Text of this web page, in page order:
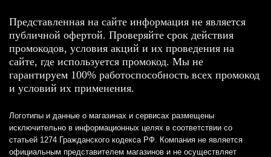
Представленная на сайте информация не является
публичной офертой. Проверяйте срок действия
промокодов, условия акций и их проведения на
сайте, где используется промокод. Мы не
гарантируем 100% работоспособность всех промокод
и условий их применения.
Логотипы и данные о магазинах и сервисах размещены
исключительно в информационных целях в соответствии со
статьей 1274 Гражданского кодекса РФ. Компания не является
официальным представителем магазинов и не осуществляет